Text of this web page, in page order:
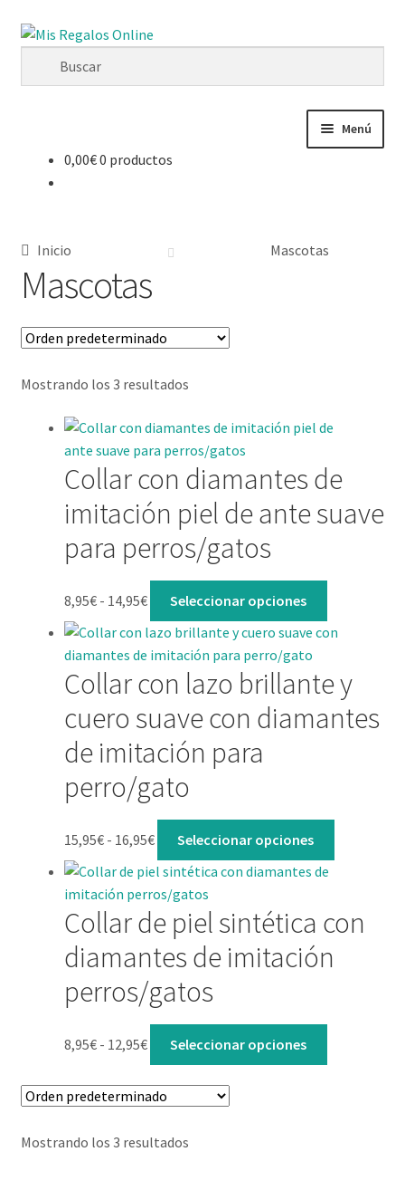
Menú
Secciones
Lista de deseos
Mi cuenta
Contacto
0,00€0 productos
Inicio Mascotas
Mascotas
Mostrando los 3 resultados
Collar con diamantes de
imitación piel de ante suave
para perros/gatos
8,95€ - 14,95€ Seleccionar opciones
Collar con lazo brillante y
cuero suave con diamantes
de imitación para
perro/gato
15,95€ - 16,95€ Seleccionar opciones
Collar de piel sintética con
diamantes de imitación
perros/gatos
8,95€ - 12,95€ Seleccionar opciones
Mostrando los 3 resultados